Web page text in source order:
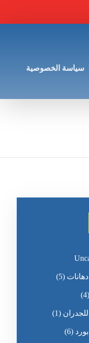
سياسة الخصوصية
(5)
(4)
(1)
(6)